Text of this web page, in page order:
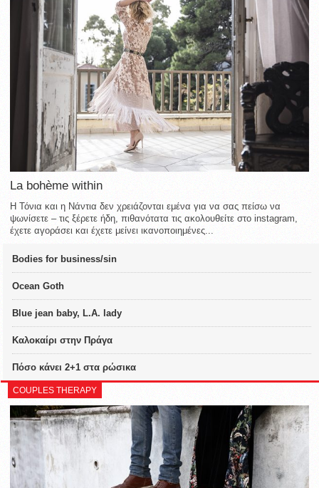
La bohème within
Η Τόνια και η Νάντια δεν χρειάζονται εμένα για να σας πείσω να
ψωνίσετε – τις ξέρετε ήδη, πιθανότατα τις ακολουθείτε στο instagram,
έχετε αγοράσει και έχετε μείνει ικανοποιημένες...
Bodies for business/sin
Ocean Goth
Blue jean baby, L.A. lady
Καλοκαίρι στην Πράγα
Πόσο κάνει 2+1 στα ρώσικα
COUPLES THERAPY